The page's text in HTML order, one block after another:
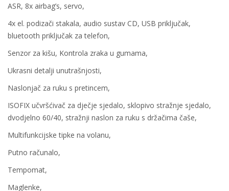
ASR, 8x airbag’s, servo,
4x el. podizači stakala, audio sustav CD, USB priključak,
bluetooth priključak za telefon,
Senzor za kišu, Kontrola zraka u gumama,
Ukrasni detalji unutrašnjosti,
Naslonjač za ruku s pretincem,
ISOFIX učvršćivač za dječje sjedalo, sklopivo stražnje sjedalo,
dvodjelno 60/40, stražnji naslon za ruku s držačima čaše,
Multifunkcijske tipke na volanu,
Putno računalo,
Tempomat,
Maglenke,